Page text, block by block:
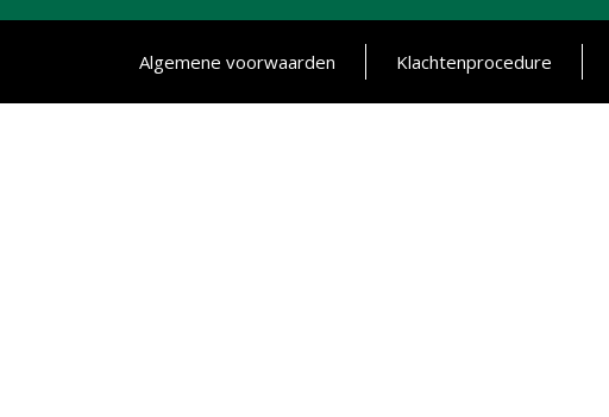
Algemene voorwaarden Klachtenprocedure